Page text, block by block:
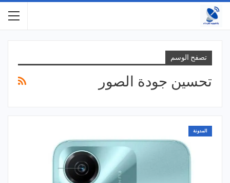
تصفح الوسم
تحسين جودة الصور
المدونة